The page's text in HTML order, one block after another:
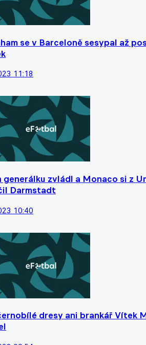
se v Barceloně sesypal až
11:18
generálku zvládl a Monaco si z
Darmstadt
10:40
dresy ani brankář Vítek